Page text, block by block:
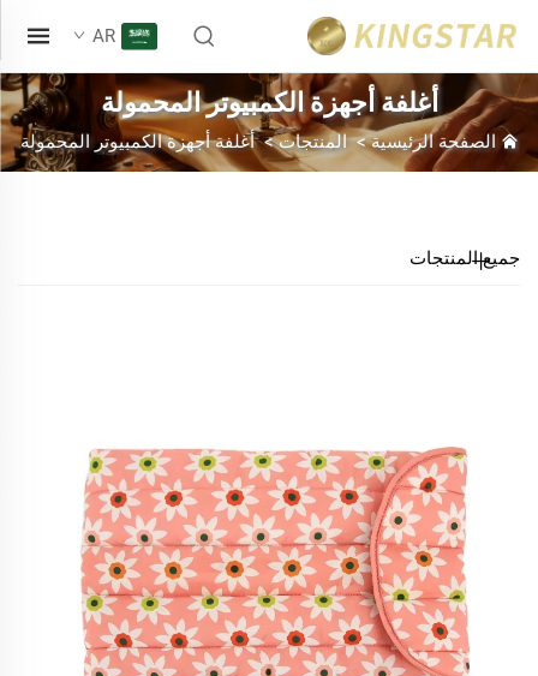
AR
أغلفة أجهزة الكمبيوتر المحمولة
الصفحة الرئيسية>المنتجات>أغلفة أجهزة الكمبيوتر المحمولة
جميع المنتجات